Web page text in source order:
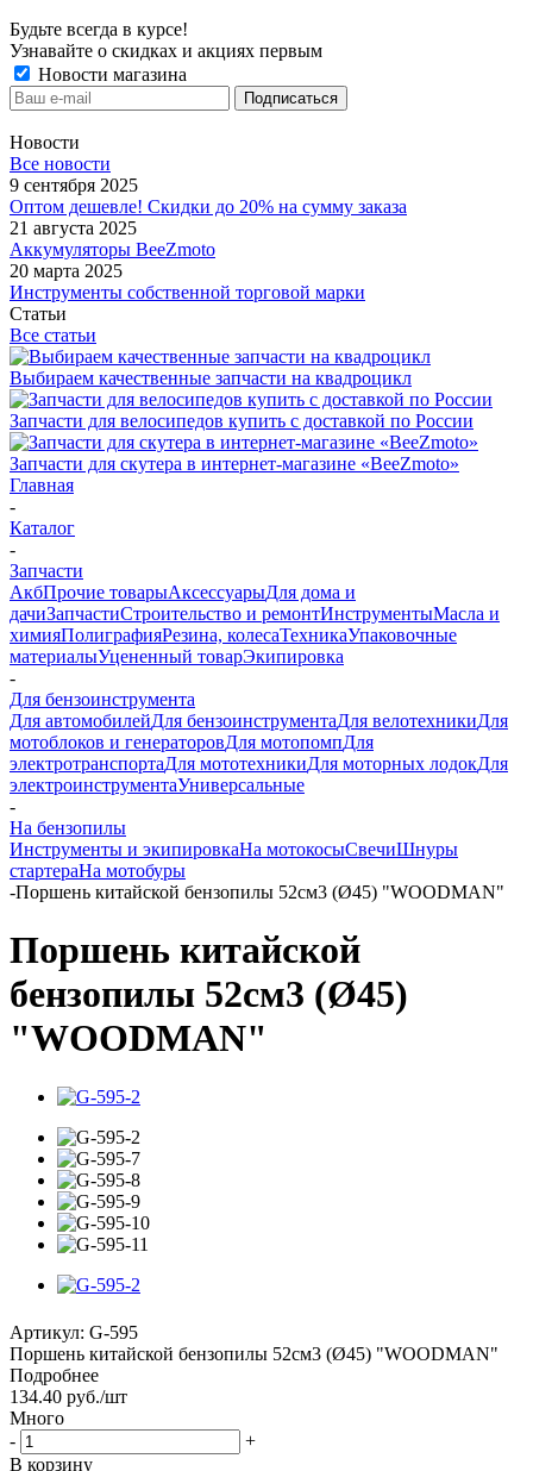
Будьте всегда в курсе!
Узнавайте о скидках и акциях первым
Новости магазина
Новости
Все новости
9 сентября 2025
Оптом дешевле! Скидки до 20% на сумму заказа
21 августа 2025
Аккумуляторы BeeZmoto
20 марта 2025
Инструменты собственной торговой марки
Статьи
Все статьи
Выбираем качественные запчасти на квадроцикл
Запчасти для велосипедов купить с доставкой по России
Запчасти для скутера в интернет-магазине «BeeZmoto»
Главная
-
Каталог
-
Запчасти
АкбПрочие товарыАксессуарыДля дома и
дачиЗапчастиСтроительство и ремонтИнструментыМасла и
химияПолиграфияРезина, колесаТехникаУпаковочные
материалыУцененный товарЭкипировка
-
Для бензоинструмента
Для автомобилейДля бензоинструментаДля велотехникиДля
мотоблоков и генераторовДля мотопомпДля
электротранспортаДля мототехникиДля моторных лодокДля
электроинструментаУниверсальные
-
На бензопилы
Инструменты и экипировкаНа мотокосыСвечиШнуры
стартераНа мотобуры
-Поршень китайской бензопилы 52см3 (Ø45) "WOODMAN"
Поршень китайской
бензопилы 52см3 (Ø45)
"WOODMAN"
Артикул: G-595
Поршень китайской бензопилы 52см3 (Ø45) "WOODMAN"
Подробнее
134.40 руб./шт
Много
-
+
В корзину